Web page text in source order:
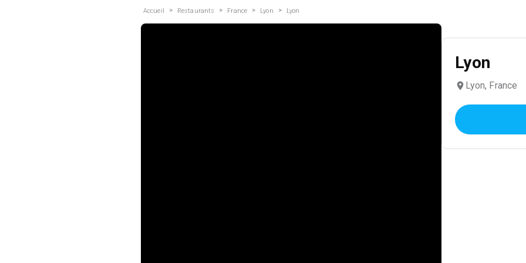
Accueil > Restaurants > France > Lyon > Lyon
Lyon
Lyon, France